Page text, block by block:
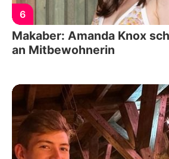
6
Makaber: Amanda Knox
an Mitbewohnerin